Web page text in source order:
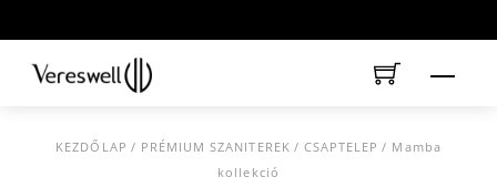
to
content
Menu
KEZDŐLAP / PRÉMIUM SZANITEREK / CSAPTELEP / Mamba
kollekció